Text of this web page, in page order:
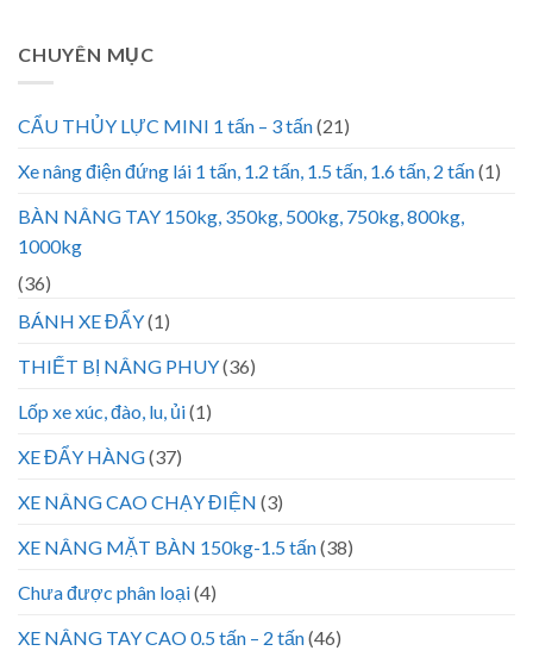
CHUYÊN MỤC
CẨU THỦY LỰC MINI 1 tấn – 3 tấn(21)
Xe nâng điện đứng lái 1 tấn, 1.2 tấn, 1.5 tấn, 1.6 tấn, 2 tấn(1)
BÀN NÂNG TAY 150kg, 350kg, 500kg, 750kg, 800kg,
1000kg
(36)
BÁNH XE ĐẨY(1)
THIẾT BỊ NÂNG PHUY(36)
Lốp xe xúc, đào, lu, ủi(1)
XE ĐẨY HÀNG(37)
XE NÂNG CAO CHẠY ĐIỆN (3)
XE NÂNG MẶT BÀN 150kg-1.5 tấn(38)
Chưa được phân loại(4)
XE NÂNG TAY CAO 0.5 tấn – 2 tấn(46)